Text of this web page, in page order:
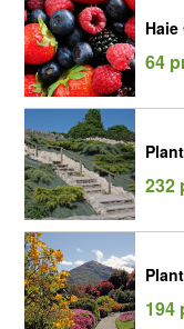
64
232
194